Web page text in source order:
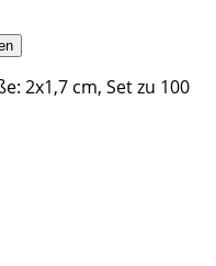
2x1,7 cm, Set zu 100